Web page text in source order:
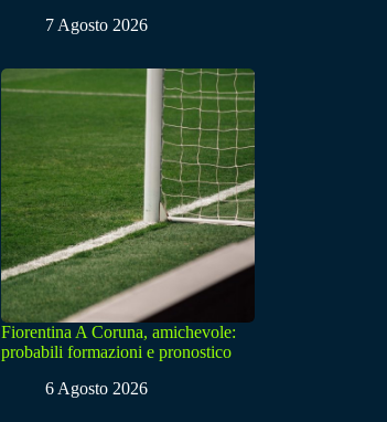
7 Agosto 2026
Fiorentina A Coruna, amichevole:
probabili formazioni e pronostico
6 Agosto 2026